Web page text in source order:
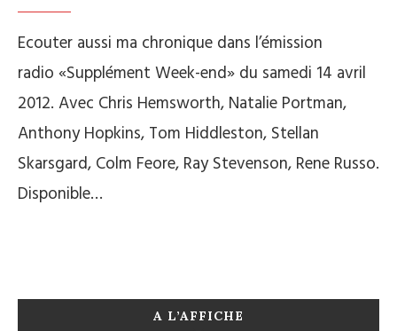
Ecouter aussi ma chronique dans l’émission
radio «Supplément Week-end» du samedi 14 avril
2012. Avec Chris Hemsworth, Natalie Portman,
Anthony Hopkins, Tom Hiddleston, Stellan
Skarsgard, Colm Feore, Ray Stevenson, Rene Russo.
Disponible…
A L’AFFICHE